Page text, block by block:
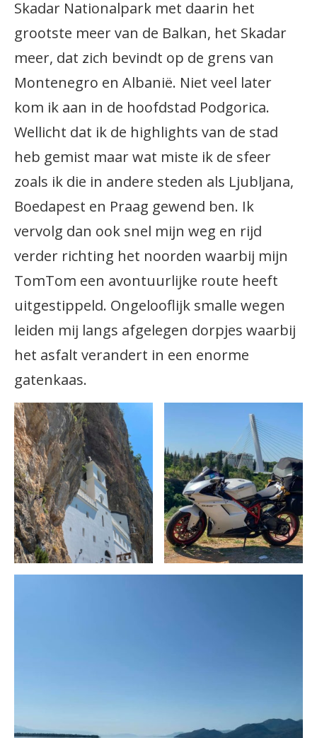
Skadar Nationalpark met daarin het
grootste meer van de Balkan, het Skadar
meer, dat zich bevindt op de grens van
Montenegro en Albanië. Niet veel later
kom ik aan in de hoofdstad Podgorica.
Wellicht dat ik de highlights van de stad
heb gemist maar wat miste ik de sfeer
zoals ik die in andere steden als Ljubljana,
Boedapest en Praag gewend ben. Ik
vervolg dan ook snel mijn weg en rijd
verder richting het noorden waarbij mijn
TomTom een avontuurlijke route heeft
uitgestippeld. Ongelooflijk smalle wegen
leiden mij langs afgelegen dorpjes waarbij
het asfalt verandert in een enorme
gatenkaas.